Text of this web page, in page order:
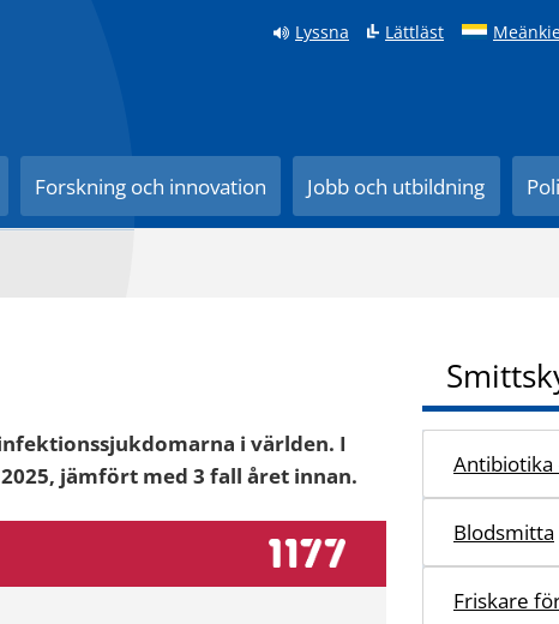
Lyssna Lättläst
Forskning och innovation Jobb och utbildning
i världen. I
jämfört med 3 fall året innan.
Blodsmitta
Friskare